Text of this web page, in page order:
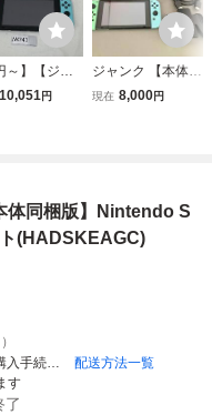
～】【ジャ
/読み込み確
10,051円
ジャンク 【本体同
梱版】Nintendo S
現在 8,000円
体同梱版】Nintendo S
(HADSKEAGC)
当社指定 （郵便局留め可：購入手続き時にお客様にて受取郵便局の設定が必要です）
配送方法一覧
す
了